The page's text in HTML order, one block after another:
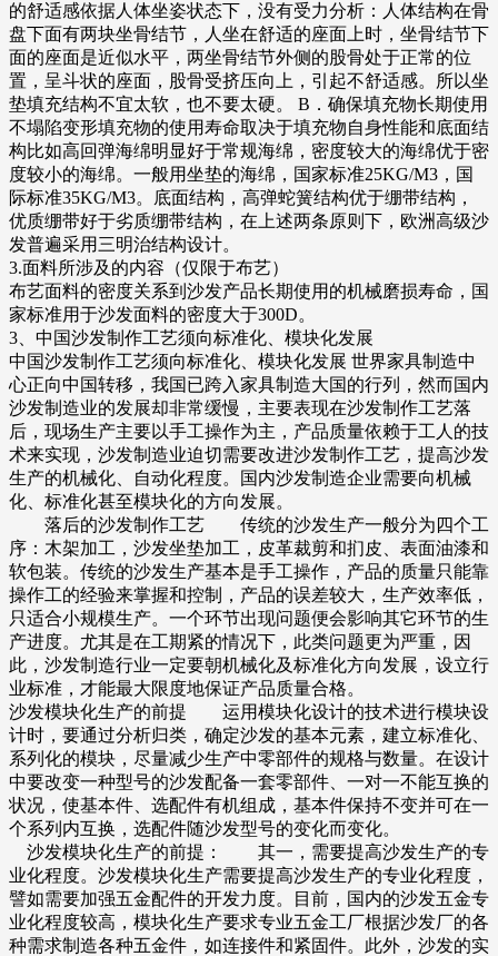
的舒适感依据人体坐姿状态下，没有受力分析：人体结构在骨
盘下面有两块坐骨结节，人坐在舒适的座面上时，坐骨结节下
面的座面是近似水平，两坐骨结节外侧的股骨处于正常的位
置，呈斗状的座面，股骨受挤压向上，引起不舒适感。所以坐
垫填充结构不宜太软，也不要太硬。 B．确保填充物长期使用
不塌陷变形填充物的使用寿命取决于填充物自身性能和底面结
构比如高回弹海绵明显好于常规海绵，密度较大的海绵优于密
度较小的海绵。一般用坐垫的海绵，国家标准25KG/M3，国
际标准35KG/M3。底面结构，高弹蛇簧结构优于绷带结构，
优质绷带好于劣质绷带结构，在上述两条原则下，欧洲高级沙
发普遍采用三明治结构设计。
3.面料所涉及的内容（仅限于布艺）
布艺面料的密度关系到沙发产品长期使用的机械磨损寿命，国
家标准用于沙发面料的密度大于300D。
3、中国沙发制作工艺须向标准化、模块化发展
中国沙发制作工艺须向标准化、模块化发展 世界家具制造中
心正向中国转移，我国已跨入家具制造大国的行列，然而国内
沙发制造业的发展却非常缓慢，主要表现在沙发制作工艺落
后，现场生产主要以手工操作为主，产品质量依赖于工人的技
术来实现，沙发制造业迫切需要改进沙发制作工艺，提高沙发
生产的机械化、自动化程度。国内沙发制造企业需要向机械
化、标准化甚至模块化的方向发展。
落后的沙发制作工艺 传统的沙发生产一般分为四个工
序：木架加工，沙发坐垫加工，皮革裁剪和扪皮、表面油漆和
软包装。传统的沙发生产基本是手工操作，产品的质量只能靠
操作工的经验来掌握和控制，产品的误差较大，生产效率低，
只适合小规模生产。一个环节出现问题便会影响其它环节的生
产进度。尤其是在工期紧的情况下，此类问题更为严重，因
此，沙发制造行业一定要朝机械化及标准化方向发展，设立行
业标准，才能最大限度地保证产品质量合格。
沙发模块化生产的前提 运用模块化设计的技术进行模块设
计时，要通过分析归类，确定沙发的基本元素，建立标准化、
系列化的模块，尽量减少生产中零部件的规格与数量。在设计
中要改变一种型号的沙发配备一套零部件、一对一不能互换的
状况，使基本件、选配件有机组成，基本件保持不变并可在一
个系列内互换，选配件随沙发型号的变化而变化。
沙发模块化生产的前提： 其一，需要提高沙发生产的专
业化程度。沙发模块化生产需要提高沙发生产的专业化程度，
譬如需要加强五金配件的开发力度。目前，国内的沙发五金专
业化程度较高，模块化生产要求专业五金工厂根据沙发厂的各
种需求制造各种五金件，如连接件和紧固件。此外，沙发的实